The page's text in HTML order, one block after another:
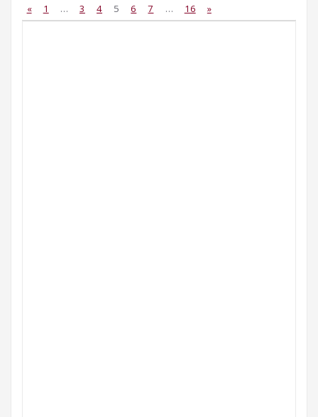
« 1 … 3 4 5 6 7 … 16 »